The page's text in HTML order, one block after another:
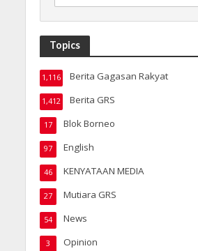
Topics
Berita Gagasan Rakyat
1,116
Berita GRS
1,412
Blok Borneo
17
English
97
KENYATAAN MEDIA
46
Mutiara GRS
27
News
54
Opinion
3